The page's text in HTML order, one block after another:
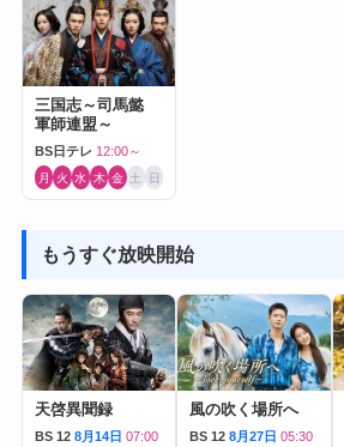
三国志～司馬懿
軍師連盟～
BS日テレ 12:00～
月 火 水 木 金 土 日
もうすぐ放映開始
天啓異聞録
BS 12 8月14日 07:00
風の吹く場所へ
BS 12 8月27日 05:30